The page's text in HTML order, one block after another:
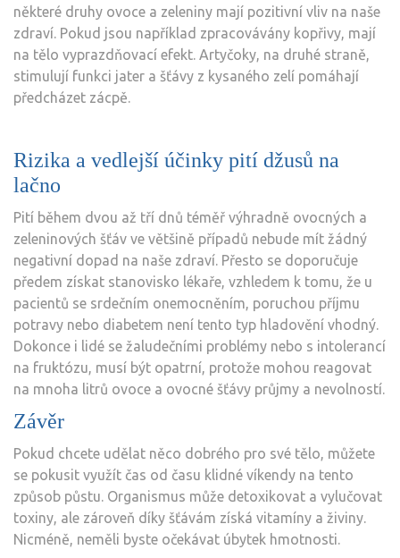
některé druhy ovoce a zeleniny mají pozitivní vliv na naše
zdraví. Pokud jsou například zpracovávány kopřivy, mají
na tělo vyprazdňovací efekt. Artyčoky, na druhé straně,
stimulují funkci jater a šťávy z kysaného zelí pomáhají
předcházet zácpě.
Rizika a vedlejší účinky pití džusů na
lačno
Pití během dvou až tří dnů téměř výhradně ovocných a
zeleninových šťáv ve většině případů nebude mít žádný
negativní dopad na naše zdraví. Přesto se doporučuje
předem získat stanovisko lékaře, vzhledem k tomu, že u
pacientů se srdečním onemocněním, poruchou příjmu
potravy nebo diabetem není tento typ hladovění vhodný.
Dokonce i lidé se žaludečními problémy nebo s intolerancí
na fruktózu, musí být opatrní, protože mohou reagovat
na mnoha litrů ovoce a ovocné šťávy průjmy a nevolností.
Závěr
Pokud chcete udělat něco dobrého pro své tělo, můžete
se pokusit využít čas od času klidné víkendy na tento
způsob půstu. Organismus může detoxikovat a vylučovat
toxiny, ale zároveň díky šťávám získá vitamíny a živiny.
Nicméně, neměli byste očekávat úbytek hmotnosti.